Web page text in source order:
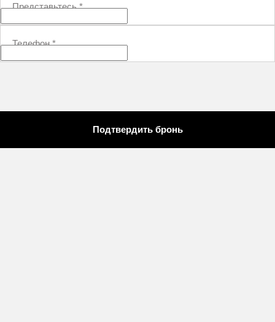
Представьтесь*
Телефон*
Подтвердить бронь